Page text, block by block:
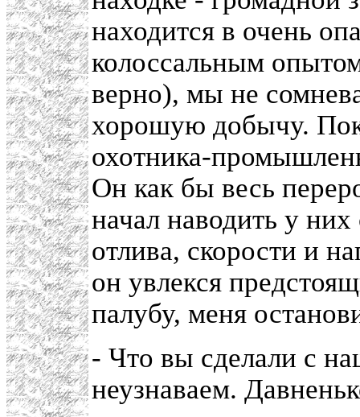
находится в очень
колоссальным
верно), мы не
хорошую добычу.
охотника-
Он как бы весь
начал наводить у
отлива, скорости и
он увлекся
палубу, меня
- Что вы сделали с
неузнаваем.